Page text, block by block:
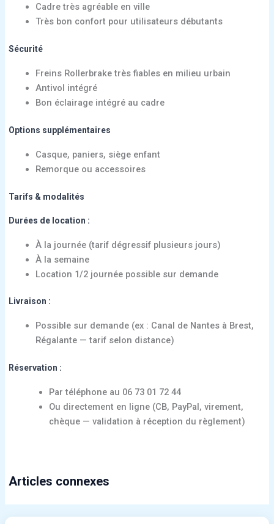
Cadre très agréable en ville
Très bon confort pour utilisateurs débutants
Sécurité
Freins Rollerbrake très fiables en milieu urbain
Antivol intégré
Bon éclairage intégré au cadre
Options supplémentaires
Casque, paniers, siège enfant
Remorque ou accessoires
Tarifs & modalités
Durées de location :
À la journée (tarif dégressif plusieurs jours)
À la semaine
Location 1/2 journée possible sur demande
Livraison :
Possible sur demande (ex : Canal de Nantes à Brest,
Régalante — tarif selon distance)
Réservation :
Par téléphone au 06 73 01 72 44
Ou directement en ligne (CB, PayPal, virement,
chèque — validation à réception du règlement)
Articles connexes